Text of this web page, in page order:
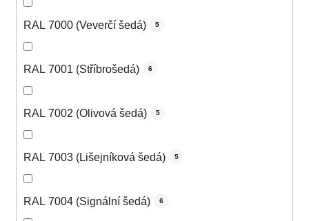
RAL 7000 (Veverčí šedá) 5
RAL 7001 (Stříbrošedá) 6
RAL 7002 (Olivová šedá) 5
RAL 7003 (Lišejníková šedá) 5
RAL 7004 (Signální šedá) 6